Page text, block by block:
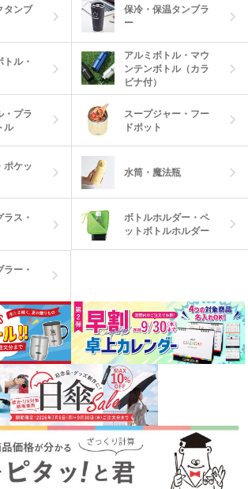
タンブ
保冷・保温タンブラ
ー
ル・
アルミボトル・マウ
ンテンボトル（カラ
ビナ付）
・プラ
ル
スープジャー・フー
ドポット
ポケッ
水筒・魔法瓶
ス・
ボトルホルダー・ペ
ットボトルホルダー
ー・